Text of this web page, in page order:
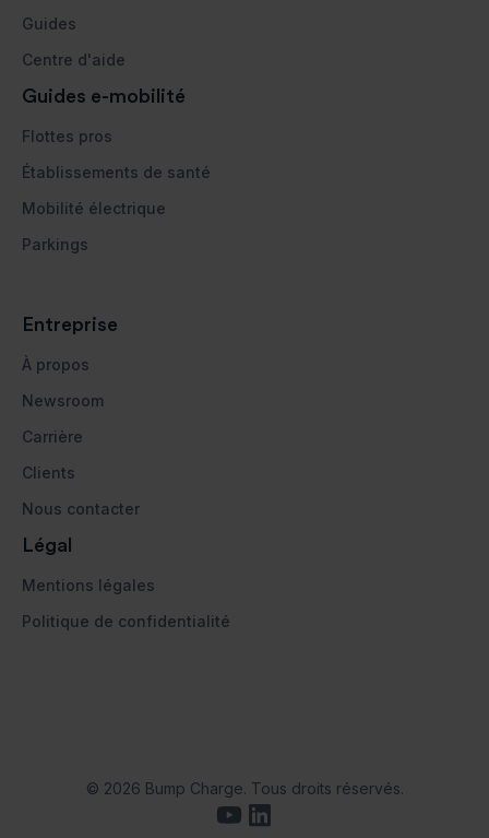
Guides
Centre d'aide
Guides e-mobilité
Flottes pros
Établissements de santé
Mobilité électrique
Parkings
Entreprise
À propos
Newsroom
Carrière
Clients
Nous contacter
Légal
Mentions légales
Politique de confidentialité
© 2026 Bump Charge. Tous droits réservés.